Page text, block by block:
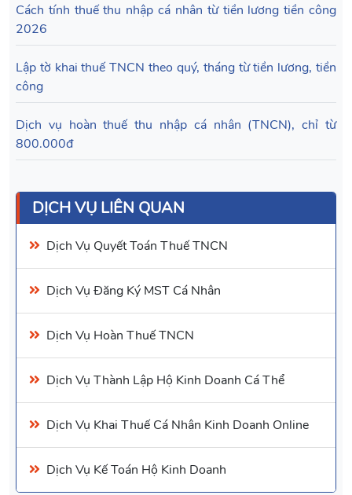
Cách tính thuế thu nhập cá nhân từ tiền lương tiền công
2026
Lập tờ khai thuế TNCN theo quý, tháng từ tiền lương, tiền
công
Dịch vụ hoàn thuế thu nhập cá nhân (TNCN), chỉ từ
800.000đ
DỊCH VỤ LIÊN QUAN
Dịch Vụ Quyết Toán Thuế TNCN
Dịch Vụ Đăng Ký MST Cá Nhân
Dịch Vụ Hoàn Thuế TNCN
Dịch Vụ Thành Lập Hộ Kinh Doanh Cá Thể
Dịch Vụ Khai Thuế Cá Nhân Kinh Doanh Online
Dịch Vụ Kế Toán Hộ Kinh Doanh